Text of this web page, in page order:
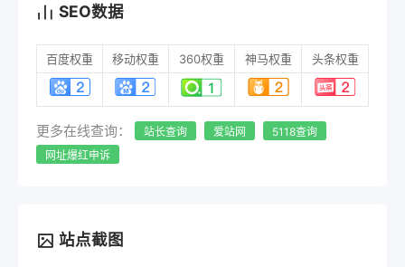
SEO数据
百度权重 移动权重 360权重 神马权重 头条权重
更多在线查询： 站长查询 爱站网
5118查询
网址爆红申诉
站点截图